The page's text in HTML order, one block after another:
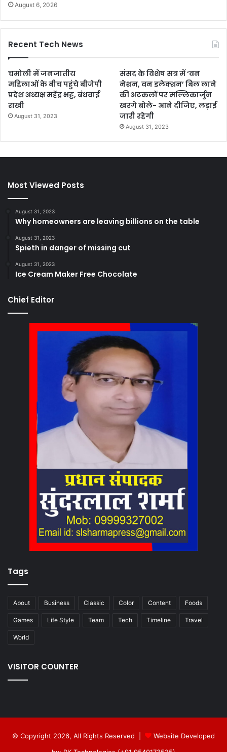
August 6, 2026
Recent Tech News
चमोली में जनजातीय
महिलाओं के बीच पहुंचे बीजेपी
प्रदेश अध्यक्ष महेंद्र भट्ट, बंधवाई
राखी
August 31, 2023
संसद के विशेष सत्र में ‘वन
नेशन, वन इलेक्शन’ बिल लाने
की अटकलों पर मल्लिकार्जुन
खरगे बोले- आने दीजिए, लड़ाई
जारी रहेगी
August 31, 2023
Most Viewed Posts
August 31, 2023
Why homeowners are leaving billions on the table
August 31, 2023
Spieth in danger of missing cut
August 31, 2023
Ice Cream Maker Free Chocolate
Chief Editor
Tags
About Business Classic Color Content Foods
Games Life Style Team Tech Timeline Travel
World
VISITOR COUNTER
© Copyright 2026, All Rights Reserved |
Website Developed